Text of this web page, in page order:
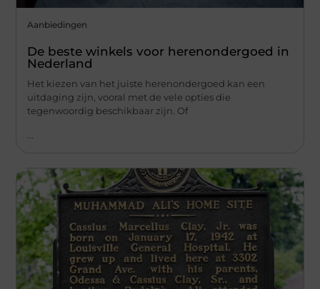
Aanbiedingen
De beste winkels voor herenondergoed in
Nederland
Het kiezen van het juiste herenondergoed kan een
uitdaging zijn, vooral met de vele opties die
tegenwoordig beschikbaar zijn. Of